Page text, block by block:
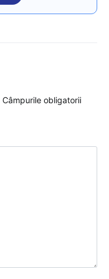
Câmpurile obligatorii